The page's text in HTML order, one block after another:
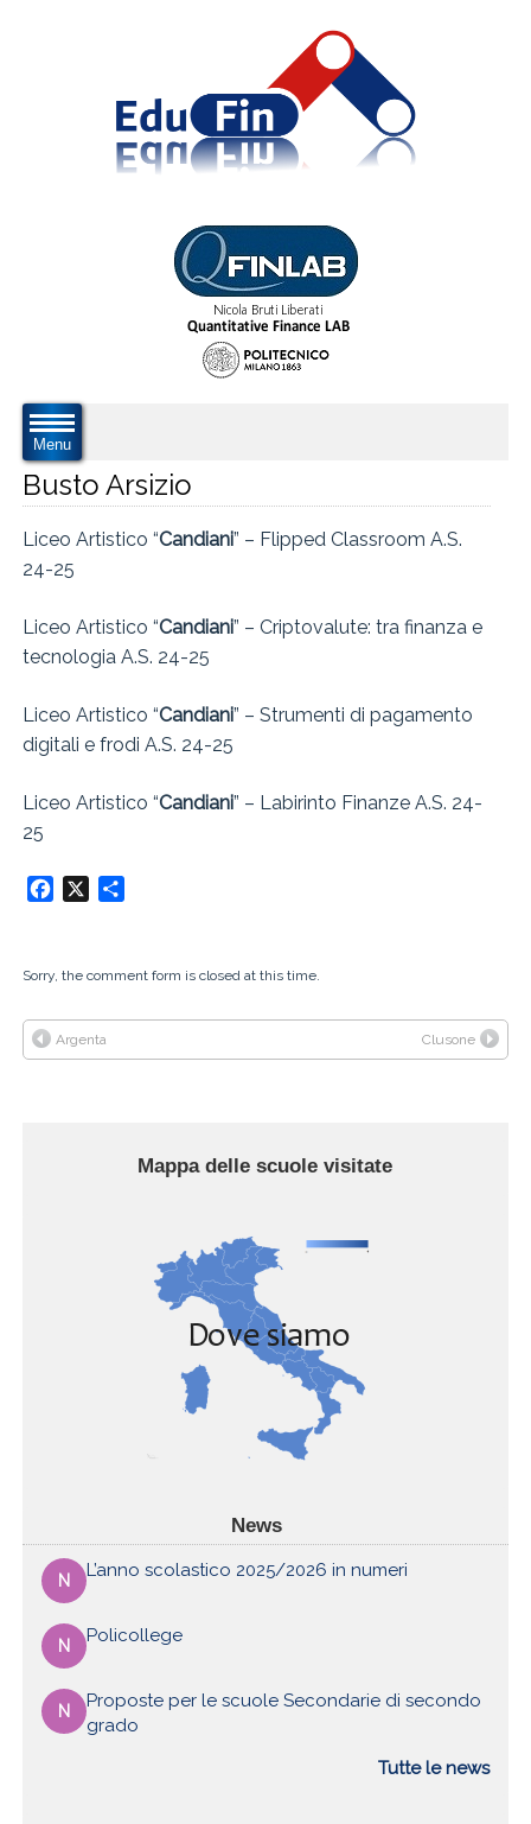
Menu
Busto Arsizio
Liceo Artistico “Candiani” – Flipped Classroom A.S.
24-25
Liceo Artistico “Candiani” – Criptovalute: tra finanza e
tecnologia A.S. 24-25
Liceo Artistico “Candiani” – Strumenti di pagamento
digitali e frodi A.S. 24-25
Liceo Artistico “Candiani” – Labirinto Finanze A.S. 24-
25
Facebook
Sorry, the comment form is closed at this time.
Argenta Clusone
Mappa delle scuole visitate
News
N L’anno scolastico 2025/2026 in numeri
N Policollege
N
Proposte per le scuole Secondarie di secondo
grado
Tutte le news